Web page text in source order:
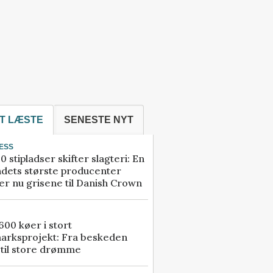
LÆSTE SENESTE NYT
stipladser skifter slagteri: En
største producenter
nu grisene til Danish Crown
køer i stort
Fra beskeden
store drømme